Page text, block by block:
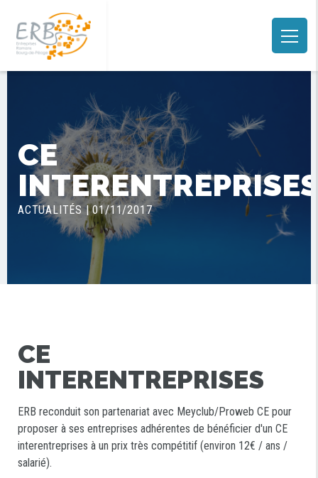
CE
ACTUALITÉS | 01/11/2017
CE
INTERENTREPRISES
ERB reconduit son partenariat avec Meyclub/Proweb CE pour
proposer à ses entreprises adhérentes de bénéficier d'un CE
interentreprises à un prix très compétitif (environ 12€ / ans /
salarié).